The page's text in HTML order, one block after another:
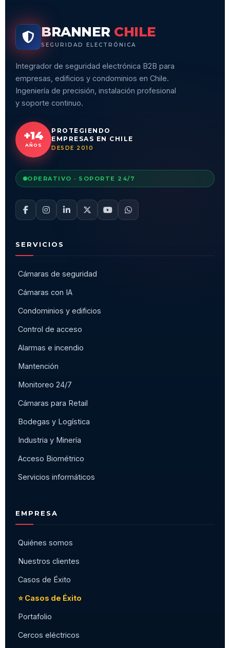
BRANNER CHILE
SEGURIDAD ELECTRÓNICA
Integrador de seguridad electrónica B2B para
empresas, edificios y condominios en Chile.
Ingeniería de precisión, instalación profesional
y soporte continuo.
+14
AÑOS
PROTEGIENDO
EMPRESAS EN CHILE
DESDE 2010
OPERATIVO · SOPORTE 24/7
SERVICIOS
Cámaras de seguridad
Cámaras con IA
Condominios y edificios
Control de acceso
Alarmas e incendio
Mantención
Monitoreo 24/7
Cámaras para Retail
Bodegas y Logística
Industria y Minería
Acceso Biométrico
Servicios informáticos
EMPRESA
Quiénes somos
Nuestros clientes
Casos de Éxito
⭐ Casos de Éxito
Portafolio
Cercos eléctricos